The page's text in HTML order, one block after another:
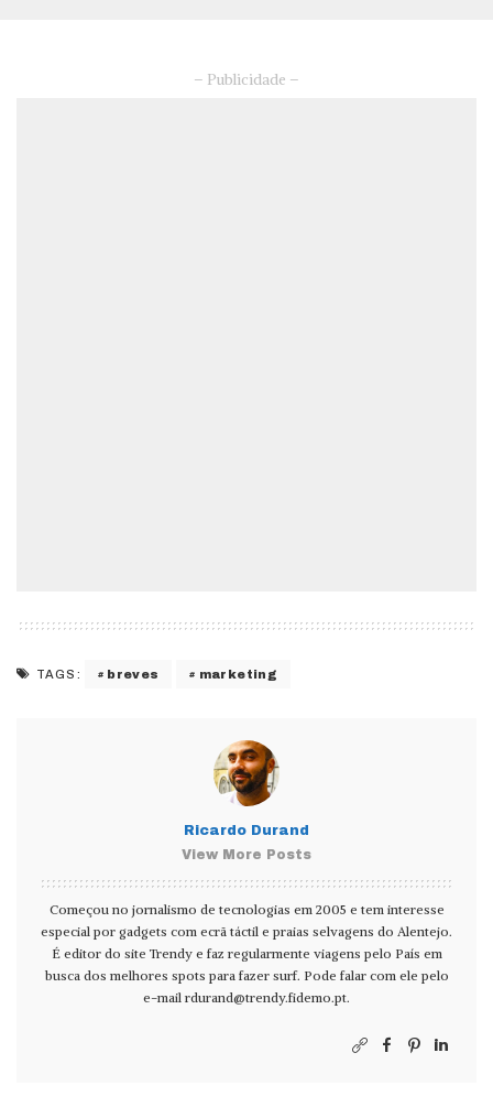
– Publicidade –
TAGS: breves marketing
Ricardo Durand
View More Posts
Começou no jornalismo de tecnologias em 2005 e tem interesse
especial por gadgets com ecrã táctil e praias selvagens do Alentejo.
É editor do site Trendy e faz regularmente viagens pelo País em
busca dos melhores spots para fazer surf. Pode falar com ele pelo
e-mail rdurand@trendy.fidemo.pt.